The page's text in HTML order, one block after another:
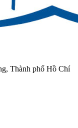
Thành phố Hồ Chí